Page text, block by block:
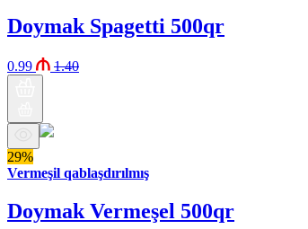
Doymak Spagetti 500qr
0.99 1.40
29%
Vermeşil qablaşdırılmış
Doymak Vermeşel 500qr